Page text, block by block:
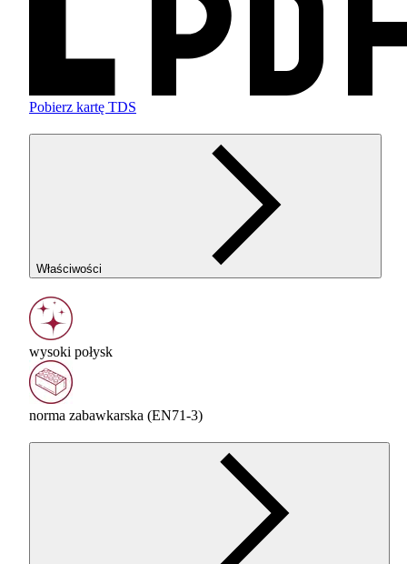
Pobierz kartę TDS
Właściwości
wysoki połysk
norma zabawkarska (EN71-3)